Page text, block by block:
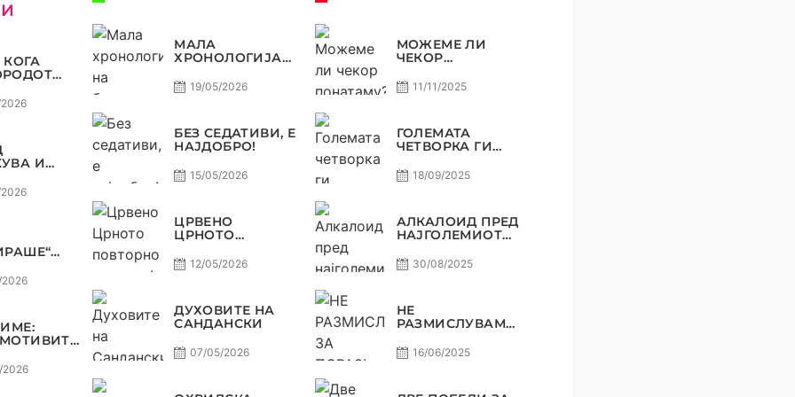
КОГА
А
И
НА
ВО
ДАГУР
МАЛА
ХРОНОЛОГИЈА
ЗА СВЕТСКО
19/05/2026
БЕЗ СЕДАТИВИ, Е
НАЈДОБРО!
15/05/2026
ЦРВЕНО
ЦРНОТО
МОДА!
12/05/2026
ДУХОВИТЕ НА
САНДАНСКИ
07/05/2026
МОЖЕМЕ ЛИ
ЧЕКОР
11/11/2025
ГОЛЕМАТА
ЧЕТВОРКА ГИ
КОПЈАТА
18/09/2025
АЛКАЛОИД ПРЕД
НАЈГОЛЕМИОТ
ПРЕДИЗВИК!
30/08/2025
НЕ
РАЗМИСЛУВАМЕ
СТОЈАНОВИЌ
16/06/2025